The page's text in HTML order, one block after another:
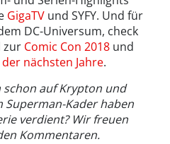
GigaTV und SYFY. Und für
DC-Universum, check
zur Comic Con 2018 und
nächsten Jahre.
schon auf Krypton und
Superman-Kader haben
verdient? Wir freuen
Kommentaren.